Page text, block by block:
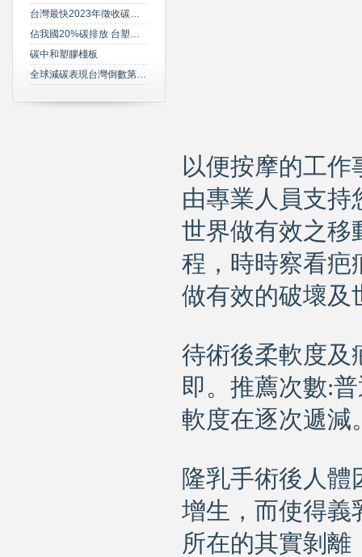
台灣最快2023年徵收碳費 擬定期調升費率
佔我國20%碳排放 台塑規劃2050年達成淨零碳排
碳中和塑膠棧板
全球減碳表現台灣倒數第三 綠委年底提「氣候變遷法」草案雪恥
以便按摩的工
由專業人員支持
世界做有效之移
程，時時察看疤
做有效的破壞及
待術後柔軟度及
即。推薦次數:
軟度在逐次遞減
隆乳手術後人體
增生，而使得義
所在的其實剝離